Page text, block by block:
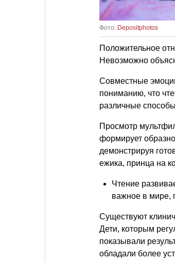
Фото: Depositphotos
Положительное
Невозможно
Совместные
пониманию, что
различные
Просмотр
формирует
демонстрируя
ежика, принца на
Чтение
важное в мире,
Существуют
Дети, которым
показывали
обладали более